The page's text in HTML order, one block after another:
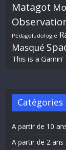
Matagot
Pédagoludologie
Masqué
This is a
Catégories
A partir de 10
A partir de 2 ans